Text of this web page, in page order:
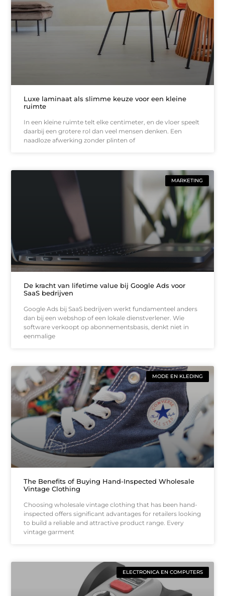
Luxe laminaat als slimme keuze voor een kleine
ruimte
In een kleine ruimte telt elke centimeter, en de vloer speelt
daarbij een grotere rol dan veel mensen denken. Een
naadloze afwerking zonder plinten of
MARKETING
De kracht van lifetime value bij Google Ads voor
SaaS bedrijven
Google Ads bij SaaS bedrijven werkt fundamenteel anders
dan bij een webshop of een lokale dienstverlener. Wie
software verkoopt op abonnementsbasis, denkt niet in
eenmalige
MODE EN KLEDING
The Benefits of Buying Hand-Inspected Wholesale
Vintage Clothing
Choosing wholesale vintage clothing that has been hand-
inspected offers significant advantages for retailers looking
to build a reliable and attractive product range. Every
vintage garment
ELECTRONICA EN COMPUTERS